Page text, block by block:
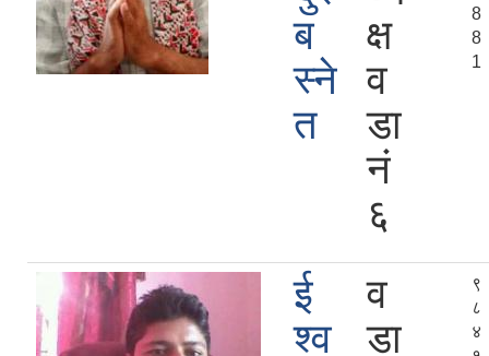
ब
स्ने
त
क्ष
व
डा
न‍‌ं
६
8
8
1
ई
श्व
व
डा
९
८
४